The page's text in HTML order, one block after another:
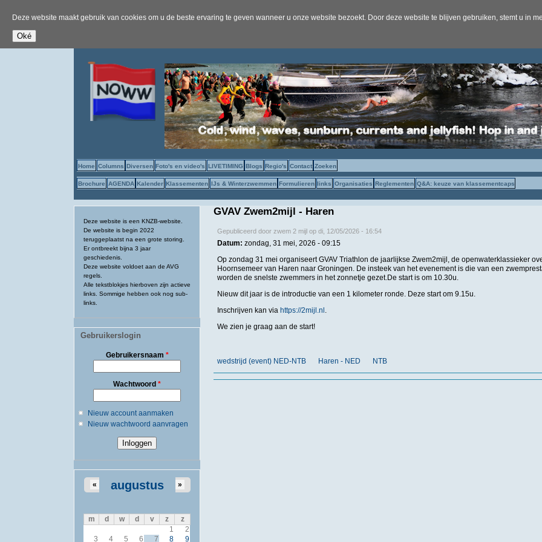
Deze website maakt gebruik van cookies om u de beste ervaring te geven wanneer u onze website bezoekt. Door deze website te blijven gebruiken, stemt u in
Home Columns Diversen Foto's en video's LIVETIMING Blogs Regio's Contact Zoeken
Brochure AGENDA Kalender Klassementen IJs & Winterzwemmen Formulieren links Organisaties Reglementen Q&A: keuze van klassementcaps
Deze website is een KNZB-website.
De website is begin 2022
teruggeplaatst na een grote storing.
Er ontbreekt bijna 3 jaar
geschiedenis.
Deze website voldoet aan de AVG
regels.
Alle tekstblokjes hierboven zijn actieve
links. Sommige hebben ook nog sub-
links.
Gebruikerslogin
Gebruikersnaam *
Wachtwoord *
Nieuw account aanmaken
Nieuw wachtwoord aanvragen
augustus
« »
m d w d v z
z
1
2
3
4 5 6 7 8
9
GVAV Zwem2mijl - Haren
Gepubliceerd door zwem 2 mijlop di, 12/05/2026 - 16:54
Datum: zondag, 31 mei, 2026 - 09:15
Op zondag 31 mei organiseert GVAV Triathlon de jaarlijkse Zwem2mijl, de openwaterklassieker
Hoornsemeer van Haren naar Groningen. De insteek van het evenement is die van een
worden de snelste zwemmers in het zonnetje gezet.De start is om 10.30u.
Nieuw dit jaar is de introductie van een 1 kilometer ronde. Deze start om 9.15u.
Inschrijven kan via https://2mijl.nl .
We zien je graag aan de start!
wedstrijd (event) NED-NTB Haren - NED NTB